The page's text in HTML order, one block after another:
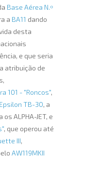
Base Aérea N.º
a BA11 dando
desta
e que seria
atribuição de
101 - "Roncos",
Epsilon TB-30, a
os ALPHA-JET, e
, que operou até
III,
AW119MKII